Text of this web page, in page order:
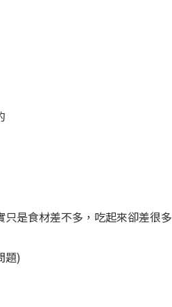
是食材差不多，吃起來卻差很多
題)